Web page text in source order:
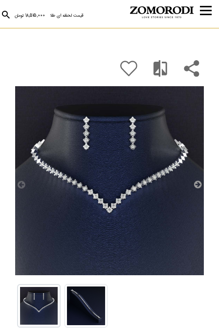
قیمت لحظه ای طلا 18,515,000 تومان